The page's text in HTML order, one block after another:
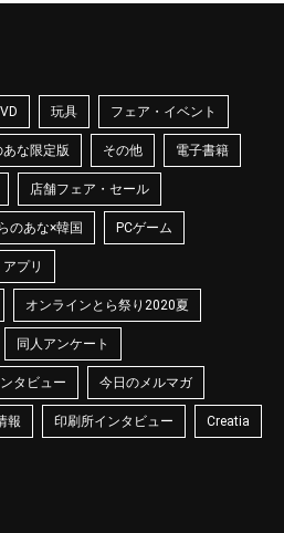
玩具 フェア・イベント
あな限定版 その他 電子書籍
店舗フェア・セール
のあな×韓国 PCゲーム
アプリ
オンラインとら祭り2020夏
同人アンケート
タビュー 今日のメルマガ
報 印刷所インタビュー Creatia